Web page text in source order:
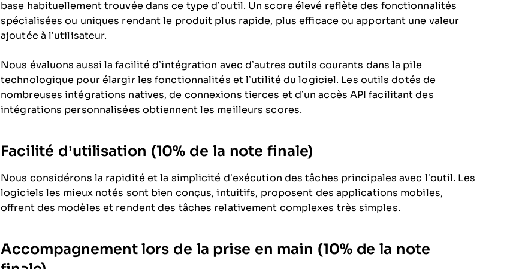
base habituellement trouvée dans ce type d’outil. Un score élevé reflète des fonctionnalités
spécialisées ou uniques rendant le produit plus rapide, plus efficace ou apportant une valeur
ajoutée à l’utilisateur.
Nous évaluons aussi la facilité d’intégration avec d’autres outils courants dans la pile
technologique pour élargir les fonctionnalités et l’utilité du logiciel. Les outils dotés de
nombreuses intégrations natives, de connexions tierces et d’un accès API facilitant des
intégrations personnalisées obtiennent les meilleurs scores.
Facilité d’utilisation (10% de la note finale)
Nous considérons la rapidité et la simplicité d’exécution des tâches principales avec l’outil. Les
logiciels les mieux notés sont bien conçus, intuitifs, proposent des applications mobiles,
offrent des modèles et rendent des tâches relativement complexes très simples.
Accompagnement lors de la prise en main (10% de la note